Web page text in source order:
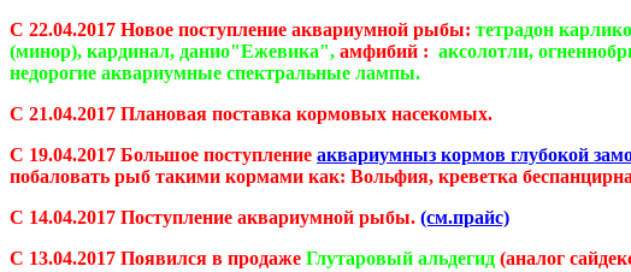
С 22.04.2017 Новое поступление аквариумной рыбы: тетрадон
(минор), кардинал, данио"Ежевика", амфибий : аксолотли,
недорогие аквариумные спектральные лампы.
С 21.04.2017 Плановая поставка кормовых насекомых.
С 19.04.2017 Большое поступление аквариумныз кормов глубокой
побаловать рыб такими кормами как: Вольфия, креветка
С 14.04.2017 Поступление аквариумной рыбы. (см.прайс)
С 13.04.2017 Появился в продаже Глутаровый альдегид (аналог